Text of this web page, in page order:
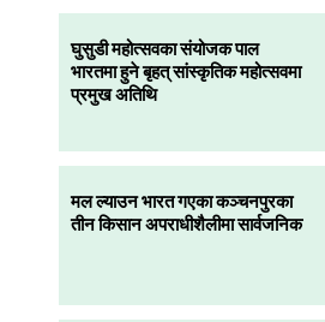
घुसुडी महोत्सवका संयोजक पाल
भारतमा हुने बृहत् सांस्कृतिक महोत्सवमा
प्रमुख अतिथि
मल ल्याउन भारत गएका कञ्चनपुरका
तीन किसान अपराधीशैलीमा सार्वजनिक